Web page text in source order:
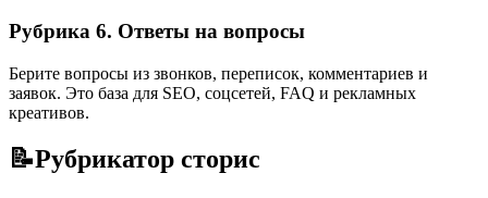
Рубрика 6. Ответы на вопросы
Берите вопросы из звонков, переписок, комментариев и
заявок. Это база для SEO, соцсетей, FAQ и рекламных
креативов.
📝Рубрикатор сторис